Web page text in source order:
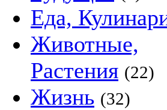
Еда,
Животные,
Растения (22)
Жизнь (32)